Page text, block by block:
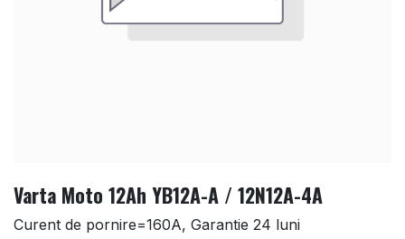
Varta Moto 12Ah YB12A-A / 12N12A-4A
Curent de pornire=160A, Garantie 24 luni